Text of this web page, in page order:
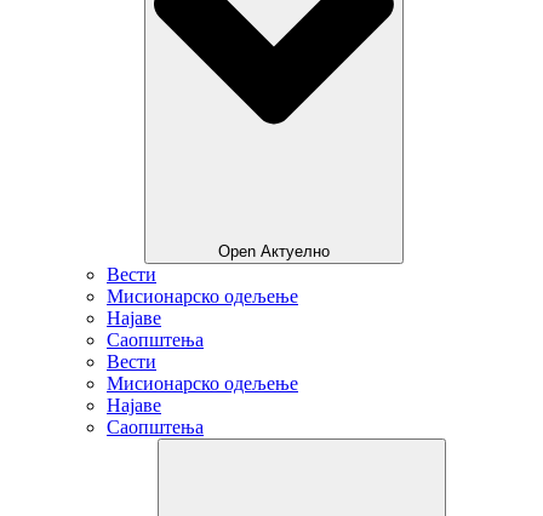
Open Актуелно
Вести
Мисионарско одељење
Најаве
Саопштења
Вести
Мисионарско одељење
Најаве
Саопштења